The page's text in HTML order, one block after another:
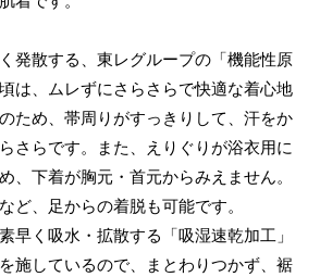
発散する、東レグループの「機能性原
は、ムレずにさらさらで快適な着心地
ため、帯周りがすっきりして、汗をか
さらです。また、えりぐりが浴衣用に
、下着が胸元・首元からみえません。
ど、足からの着脱も可能です。
早く吸水・拡散する「吸湿速乾加工」
施しているので、まとわりつかず、裾